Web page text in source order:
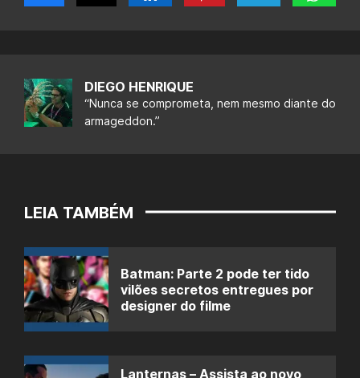
DIEGO HENRIQUE
“Nunca se comprometa, nem mesmo diante do
armageddon.”
LEIA TAMBÉM
Batman: Parte 2 pode ter tido
vilões secretos entregues por
designer do filme
Lanternas – Assista ao novo